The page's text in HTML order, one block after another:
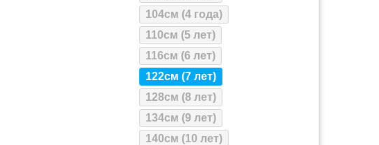
104см (4 года)
110см (5 лет)
116см (6 лет)
122см (7 лет)
128см (8 лет)
134см (9 лет)
140см (10 лет)